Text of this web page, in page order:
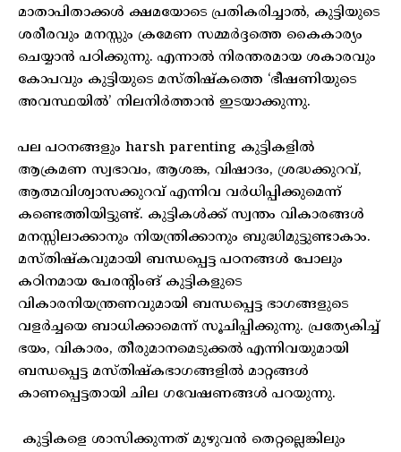
മാതാപിതാക്കൾ ക്ഷമയോടെ പ്രതികരിച്ചാൽ, കുട്ടിയുടെ
ശരീരവും മനസ്സും ക്രമേണ സമ്മർദ്ദത്തെ കൈകാര്യം
ചെയ്യാൻ പഠിക്കുന്നു. എന്നാൽ നിരന്തരമായ ശകാരവും
കോപവും കുട്ടിയുടെ മസ്തിഷ്‌കത്തെ ‘ഭീഷണിയുടെ
അവസ്ഥയിൽ’ നിലനിർത്താൻ ഇടയാക്കുന്നു.
പല പഠനങ്ങളും harsh parenting കുട്ടികളിൽ
ആക്രമണ സ്വഭാവം, ആശങ്ക, വിഷാദം, ശ്രദ്ധക്കുറവ്,
ആത്മവിശ്വാസക്കുറവ് എന്നിവ വർധിപ്പിക്കുമെന്ന്
കണ്ടെത്തിയിട്ടുണ്ട്. കുട്ടികൾക്ക് സ്വന്തം വികാരങ്ങൾ
മനസ്സിലാക്കാനും നിയന്ത്രിക്കാനും ബുദ്ധിമുട്ടുണ്ടാകാം.
മസ്തിഷ്‌കവുമായി ബന്ധപ്പെട്ട പഠനങ്ങൾ പോലും
കഠിനമായ പേരന്റിംങ് കുട്ടികളുടെ
വികാരനിയന്ത്രണവുമായി ബന്ധപ്പെട്ട ഭാഗങ്ങളുടെ
വളർച്ചയെ ബാധിക്കാമെന്ന് സൂചിപ്പിക്കുന്നു. പ്രത്യേകിച്ച്
ഭയം, വികാരം, തീരുമാനമെടുക്കൽ എന്നിവയുമായി
ബന്ധപ്പെട്ട മസ്തിഷ്‌കഭാഗങ്ങളിൽ മാറ്റങ്ങൾ
കാണപ്പെട്ടതായി ചില ഗവേഷണങ്ങൾ പറയുന്നു.
കുട്ടികളെ ശാസിക്കുന്നത് മുഴുവൻ തെറ്റല്ലെങ്കിലും